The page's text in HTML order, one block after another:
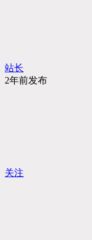
站长
2年前发布
关注